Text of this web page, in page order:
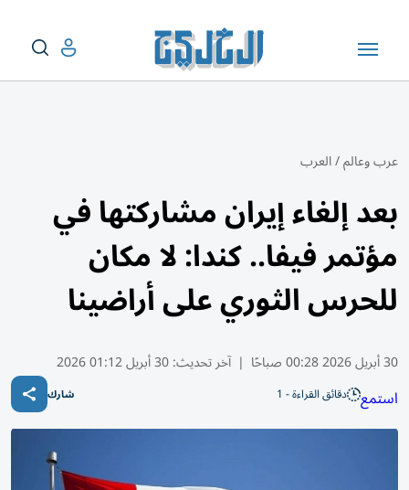
عرب وعالم/العرب
بعد إلغاء إيران مشاركتها في
مؤتمر فيفا.. كندا: لا مكان
للحرس الثوري على أراضينا
30 أبريل 2026 00:28 صباحًا | آخر تحديث:30 أبريل 01:12 2026
استمع دقائق القراءة - 1 شارك